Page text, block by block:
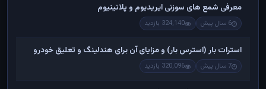
معرفی شمع های سوزنی ایریدیوم و پلاتینیوم
6 سال پیش 324,140 بازدید
استرات بار (استرس بار) و مزایای آن برای هندلینگ و تعلیق خودرو
7 سال پیش 320,096 بازدید